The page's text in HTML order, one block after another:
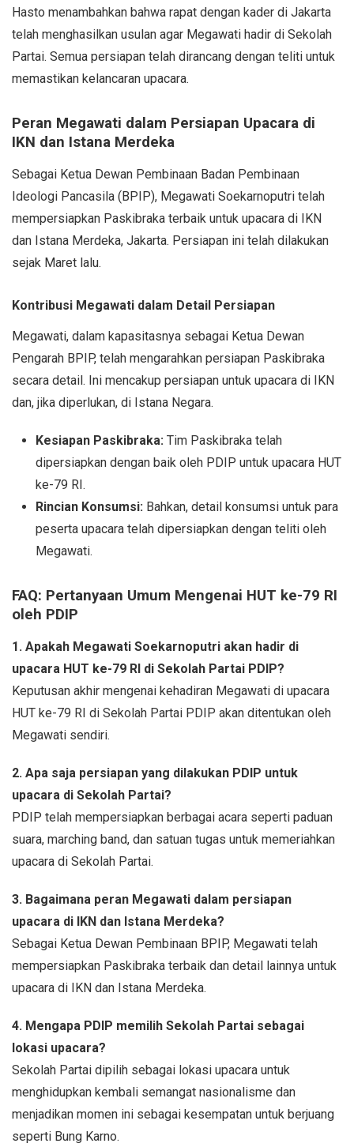
Hasto menambahkan bahwa rapat dengan kader di Jakarta
telah menghasilkan usulan agar Megawati hadir di Sekolah
Partai. Semua persiapan telah dirancang dengan teliti untuk
memastikan kelancaran upacara.
Peran Megawati dalam Persiapan Upacara di
IKN dan Istana Merdeka
Sebagai Ketua Dewan Pembinaan Badan Pembinaan
Ideologi Pancasila (BPIP), Megawati Soekarnoputri telah
mempersiapkan Paskibraka terbaik untuk upacara di IKN
dan Istana Merdeka, Jakarta. Persiapan ini telah dilakukan
sejak Maret lalu.
Kontribusi Megawati dalam Detail Persiapan
Megawati, dalam kapasitasnya sebagai Ketua Dewan
Pengarah BPIP, telah mengarahkan persiapan Paskibraka
secara detail. Ini mencakup persiapan untuk upacara di IKN
dan, jika diperlukan, di Istana Negara.
Kesiapan Paskibraka: Tim Paskibraka telah
dipersiapkan dengan baik oleh PDIP untuk upacara HUT
ke-79 RI.
Rincian Konsumsi: Bahkan, detail konsumsi untuk para
peserta upacara telah dipersiapkan dengan teliti oleh
Megawati.
FAQ: Pertanyaan Umum Mengenai HUT ke-79 RI
oleh PDIP
1. Apakah Megawati Soekarnoputri akan hadir di
upacara HUT ke-79 RI di Sekolah Partai PDIP?
Keputusan akhir mengenai kehadiran Megawati di upacara
HUT ke-79 RI di Sekolah Partai PDIP akan ditentukan oleh
Megawati sendiri.
2. Apa saja persiapan yang dilakukan PDIP untuk
upacara di Sekolah Partai?
PDIP telah mempersiapkan berbagai acara seperti paduan
suara, marching band, dan satuan tugas untuk memeriahkan
upacara di Sekolah Partai.
3. Bagaimana peran Megawati dalam persiapan
upacara di IKN dan Istana Merdeka?
Sebagai Ketua Dewan Pembinaan BPIP, Megawati telah
mempersiapkan Paskibraka terbaik dan detail lainnya untuk
upacara di IKN dan Istana Merdeka.
4. Mengapa PDIP memilih Sekolah Partai sebagai
lokasi upacara?
Sekolah Partai dipilih sebagai lokasi upacara untuk
menghidupkan kembali semangat nasionalisme dan
menjadikan momen ini sebagai kesempatan untuk berjuang
seperti Bung Karno.